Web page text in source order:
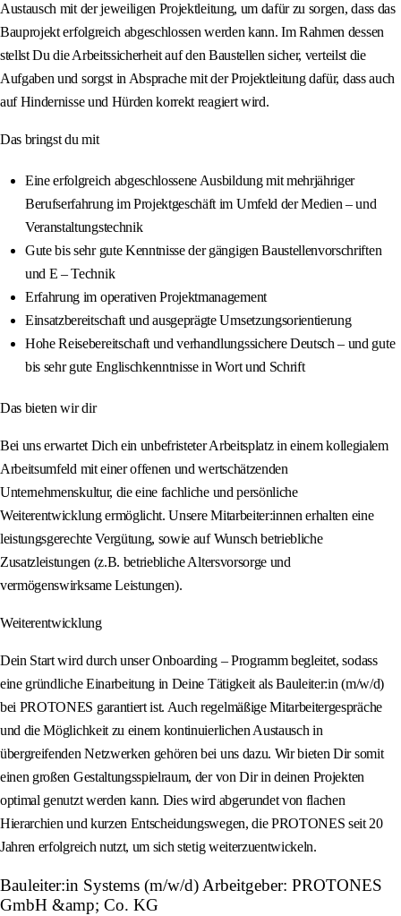
Austausch mit der jeweiligen Projektleitung, um dafür zu sorgen, dass das
Bauprojekt erfolgreich abgeschlossen werden kann. Im Rahmen dessen
stellst Du die Arbeitssicherheit auf den Baustellen sicher, verteilst die
Aufgaben und sorgst in Absprache mit der Projektleitung dafür, dass auch
auf Hindernisse und Hürden korrekt reagiert wird.
Das bringst du mit
Eine erfolgreich abgeschlossene Ausbildung mit mehrjähriger
Berufserfahrung im Projektgeschäft im Umfeld der Medien – und
Veranstaltungstechnik
Gute bis sehr gute Kenntnisse der gängigen Baustellenvorschriften
und E – Technik
Erfahrung im operativen Projektmanagement
Einsatzbereitschaft und ausgeprägte Umsetzungsorientierung
Hohe Reisebereitschaft und verhandlungssichere Deutsch – und gute
bis sehr gute Englischkenntnisse in Wort und Schrift
Das bieten wir dir
Bei uns erwartet Dich ein unbefristeter Arbeitsplatz in einem kollegialem
Arbeitsumfeld mit einer offenen und wertschätzenden
Unternehmenskultur, die eine fachliche und persönliche
Weiterentwicklung ermöglicht. Unsere Mitarbeiter:innen erhalten eine
leistungsgerechte Vergütung, sowie auf Wunsch betriebliche
Zusatzleistungen (z.B. betriebliche Altersvorsorge und
vermögenswirksame Leistungen).
Weiterentwicklung
Dein Start wird durch unser Onboarding – Programm begleitet, sodass
eine gründliche Einarbeitung in Deine Tätigkeit als Bauleiter:in (m/w/d)
bei PROTONES garantiert ist. Auch regelmäßige Mitarbeitergespräche
und die Möglichkeit zu einem kontinuierlichen Austausch in
übergreifenden Netzwerken gehören bei uns dazu. Wir bieten Dir somit
einen großen Gestaltungsspielraum, der von Dir in deinen Projekten
optimal genutzt werden kann. Dies wird abgerundet von flachen
Hierarchien und kurzen Entscheidungswegen, die PROTONES seit 20
Jahren erfolgreich nutzt, um sich stetig weiterzuentwickeln.
Bauleiter:in Systems (m/w/d) Arbeitgeber: PROTONES
GmbH &amp; Co. KG